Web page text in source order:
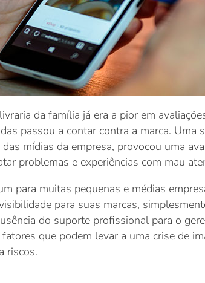
da família já era a pior em
passou a contar contra a marca. Uma
mídias da empresa, provocou uma
problemas e experiências com mau
para muitas pequenas e médias
para suas marcas,
do suporte profissional para o
que podem levar a uma crise de
riscos.